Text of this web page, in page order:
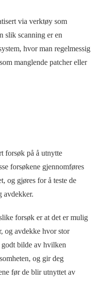
via verktøy som
slik scanning er en
hvor man regelmessig
manglende patcher eller
forsøk på å utnytte
forsøkene gjennomføres
og gjøres for å teste de
avdekker.
forsøk er at det er mulig
og avdekke hvor stor
bilde av hvilken
og gir deg
før de blir utnyttet av